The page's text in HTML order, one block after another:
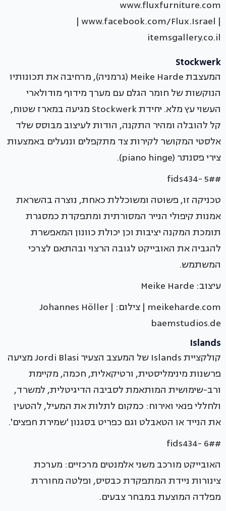
www.fluxfurniture.com
| www.facebook.com/Flux.Israel |
itemsgallery.co.il
Stockwerk
המעצבת Meike Harde (גרמניה), מרחיבה את תכונותיו
הנוקשות של חומר הגלם עם מערך מידוף מודולארי
העשוי עץ מלא. יחידת Stockwerk מגיעה במארז שטוח,
קל להובלה ומהיר התקנה, הודות לעיצוב מבוסס שלד
אלסטי המקושר לקירות צד מתקפלים וננעלים באמצעות
צירי פסנתר (piano hinge).
#fids434- 5#
טכניקה זו, פשוטה ומשוכללת כאחת, נוצרה בהשראת
אמנות קיפולי הנייר המסורתית ומתפקדת כמסגרת
תומכת המקנה יציבות וכן יכולת כוונון המאפשרת
להגביה את האובייקט לגובה הרצוי ובהתאם לצרכי
המשתמש.
עיצוב: Meike Harde
meikeharde.com | צילום: Johannes Höller |
baemstudios.de
Islands
קולקציית Islands של המעצב הצעיר Jordi Blasi מציעה
פרשנות מינימליסטית, ורטיקאלית, חכמה, מקיימת
ורב-שימושית המותאמת לסביבה הדיגיטלית, למשרד,
ולחללי פנאי ואירוח: כמקום לתלות את המעיל, להטעין
את הנייד או הטאבלט וגם כפריט בסגנון 'שמירת חפצים'.
#fids434- 6#
האובייקט מורכב משני אלמנטים מרכזיים: מערכת
צינורות ניידת המתפקדת כבסיס, ופלטה מחוררת
מפלדה המוצעת במבחר צבעים.